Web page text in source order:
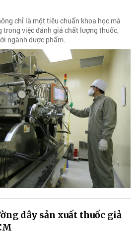
chỉ là một tiêu chuẩn khoa học mà
trong việc đánh giá chất lượng thuốc,
ngành dược phẩm.
dây sản xuất thuốc giả